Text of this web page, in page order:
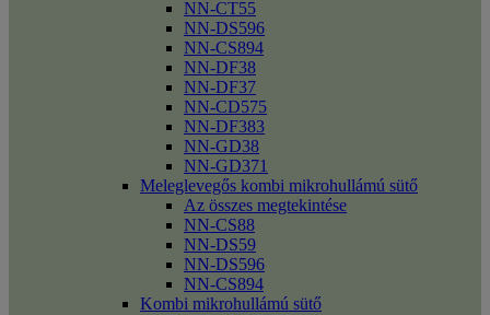
NN-CT55
NN-DS596
NN-CS894
NN-DF38
NN-DF37
NN-CD575
NN-DF383
NN-GD38
NN-GD371
Meleglevegős kombi mikrohullámú sütő
Az összes megtekintése
NN-CS88
NN-DS59
NN-DS596
NN-CS894
Kombi mikrohullámú sütő